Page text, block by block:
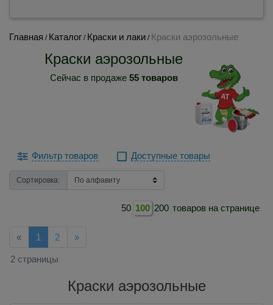
Главная / Каталог / Краски и лаки / Краски аэрозольные
Краски аэрозольные
Сейчас в продаже 55 товаров
Фильтр товаров Доступные товары
Сортировка:
50 100 200 товаров на странице
«Назад
1 2 »Далее
2 страницы
Краски аэрозольные